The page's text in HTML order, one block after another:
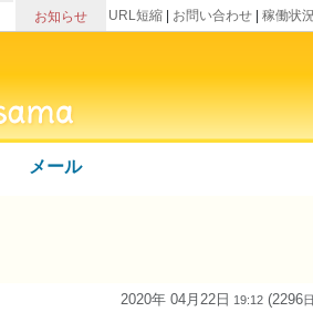
お知らせ URL短縮 お問い合わせ 稼働状
メール
2020年 04月22日 19:12 (2296日